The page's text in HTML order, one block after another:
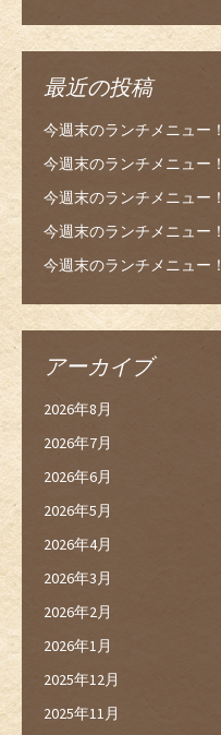
最近の投稿
今週末のランチメニュー！
今週末のランチメニュー！
今週末のランチメニュー！
今週末のランチメニュー！
今週末のランチメニュー！
アーカイブ
2026年8月
2026年7月
2026年6月
2026年5月
2026年4月
2026年3月
2026年2月
2026年1月
2025年12月
2025年11月